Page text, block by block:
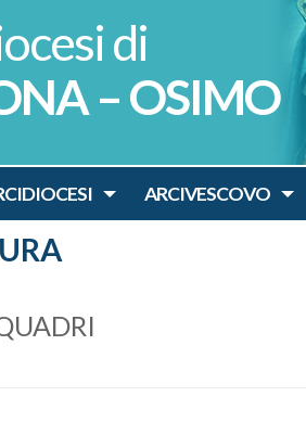
– OSIMO
ARCIVESCOVO